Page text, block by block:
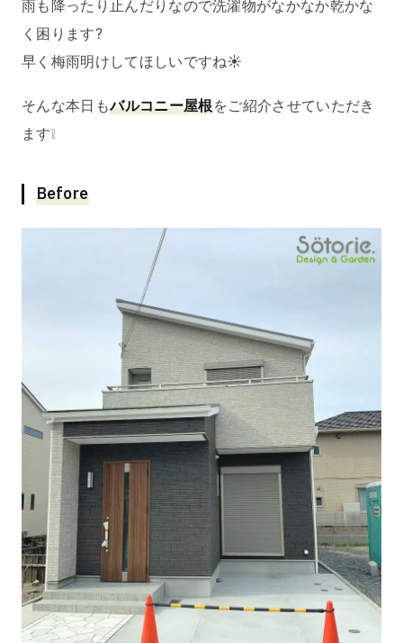
雨も降ったり止んだりなので洗濯物がなかなか乾かな
く困ります?
早く梅雨明けしてほしいですね☀
そんな本日もバルコニー屋根をご紹介させていただき
ます❕
Before